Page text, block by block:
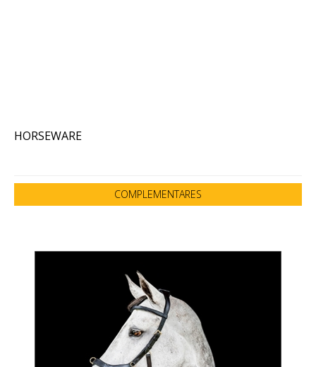
HORSEWARE
COMPLEMENTARES